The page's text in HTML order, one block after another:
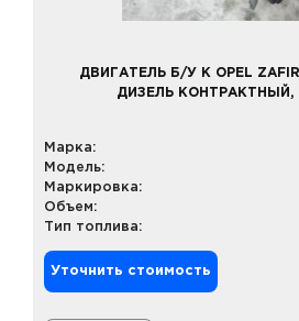
ДВИГАТЕЛЬ Б/У К OPEL
ДИЗЕЛЬ КОНТРАКТНЫЙ,
Марка:
Модель:
Маркировка:
Объем:
Тип топлива:
Уточнить стоимость